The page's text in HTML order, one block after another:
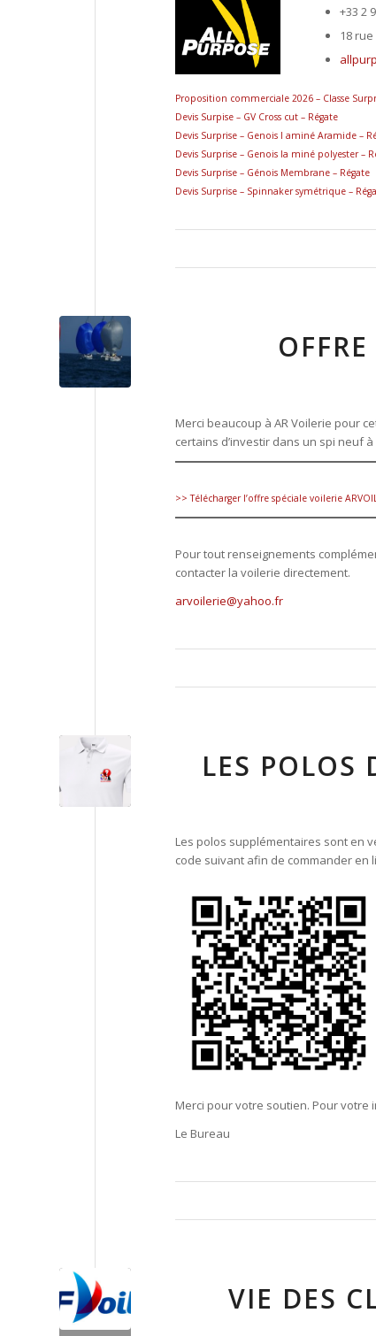
+33 2
18
Proposition commerciale 2026 – Classe
Devis Surpise – GV Cross cut – Régate
Devis Surprise – Genois l aminé Aramide –
Devis Surprise – Genois la miné polyester –
Devis Surprise – Génois Membrane – Régate
Devis Surprise – Spinnaker symétrique –
Merci beaucoup à AR Voilerie pour
certains d’investir dans un spi neuf
>> Télécharger l’offre spéciale voilerie
Pour tout renseignements
contacter la voilerie directement.
arvoilerie@yahoo.fr
LES POLOS
Les polos supplémentaires sont en
code suivant afin de commander en
Merci pour votre soutien. Pour
Le Bureau
VIE DES